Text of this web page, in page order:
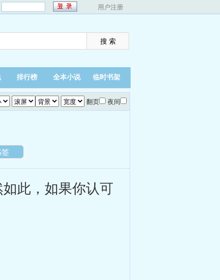
用户注册
排行榜 全本小说 临时书架
翻页 夜间
，如果你认可